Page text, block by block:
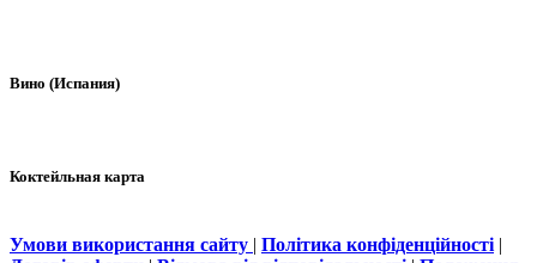
Вино (Испания)
Коктейльная карта
Умови використання сайту | Політика конфіденційності |